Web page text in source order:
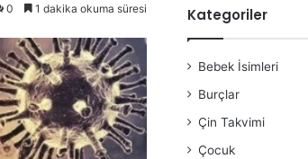
0 1 dakika okuma süresi Kategoriler
Bebek İsimleri
Burçlar
Çin Takvimi
Çocuk